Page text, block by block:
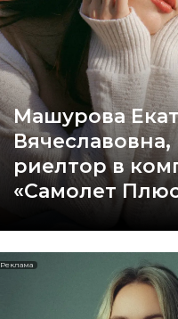
Машурова
Вячеславовна,
риелтор в
«Самолет
Реклама